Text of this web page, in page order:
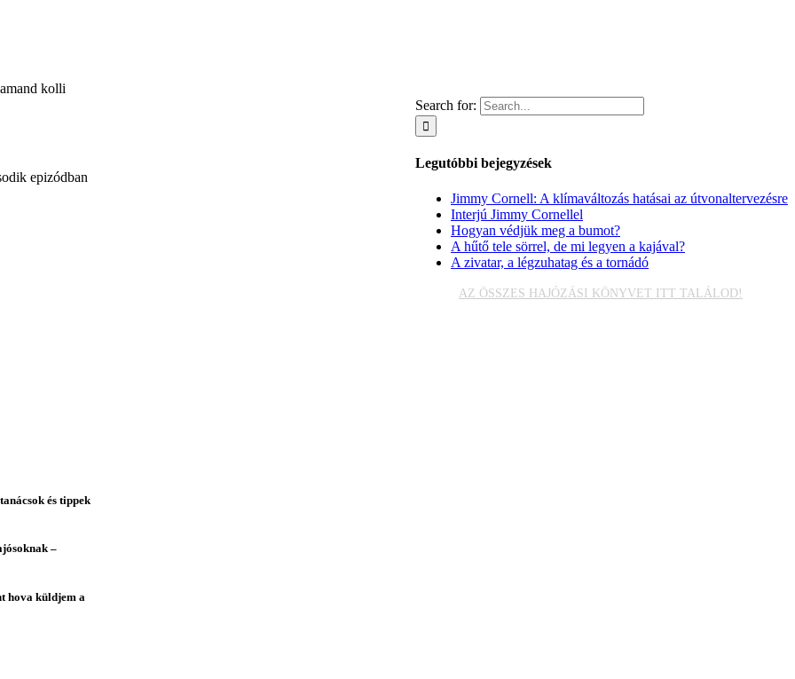
kolli
epizódban
és tippek
–
hova küldjem a
Search for:
Legutóbbi bejegyzések
Jimmy Cornell: A klímaváltozás hatásai az útvonaltervezésre
Interjú Jimmy Cornellel
Hogyan védjük meg a bumot?
A hűtő tele sörrel, de mi legyen a kajával?
A zivatar, a légzuhatag és a tornádó
AZ ÖSSZES HAJÓZÁSI KÖNYVET ITT TALÁLOD!